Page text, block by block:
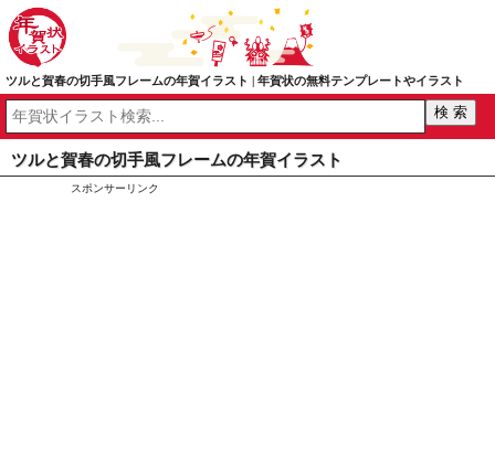
ツルと賀春の切手風フレームの年賀イラスト | 年賀状の無料テンプレートやイラスト
ツルと賀春の切手風フレームの年賀イラスト
スポンサーリンク